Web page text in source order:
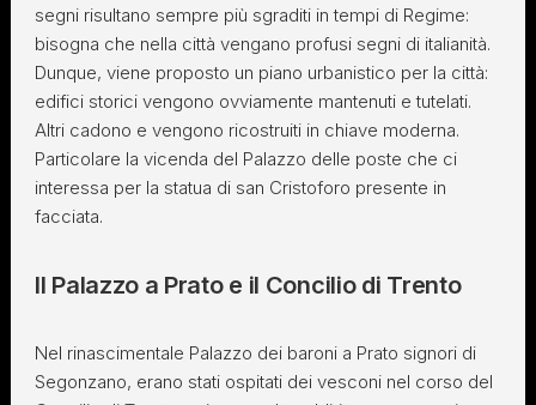
segni risultano sempre più sgraditi in tempi di Regime:
bisogna che nella città vengano profusi segni di italianità.
Dunque, viene proposto un piano urbanistico per la città:
edifici storici vengono ovviamente mantenuti e tutelati.
Altri cadono e vengono ricostruiti in chiave moderna.
Particolare la vicenda del Palazzo delle poste che ci
interessa per la statua di san Cristoforo presente in
facciata.
Il Palazzo a Prato e il Concilio di Trento
Nel rinascimentale Palazzo dei baroni a Prato signori di
Segonzano, erano stati ospitati dei vesconi nel corso del